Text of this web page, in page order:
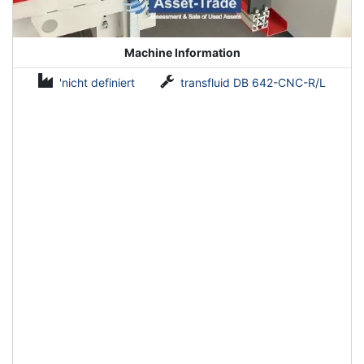
Machine Information
'nicht definiert transfluid DB 642-CNC-R/L